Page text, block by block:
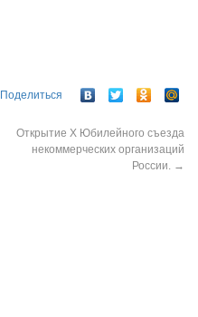
Поделиться
Открытие Х Юбилейного съезда
некоммерческих организаций
России.
→